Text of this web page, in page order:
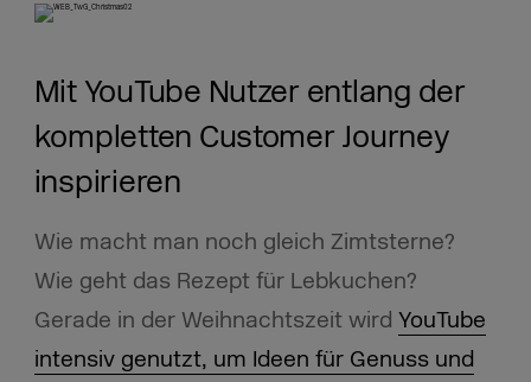
Mit YouTube Nutzer entlang der
kompletten Customer Journey
inspirieren
Wie macht man noch gleich Zimtsterne?
Wie geht das Rezept für Lebkuchen?
Gerade in der Weihnachtszeit wird YouTube
intensiv genutzt, um Ideen für Genuss und